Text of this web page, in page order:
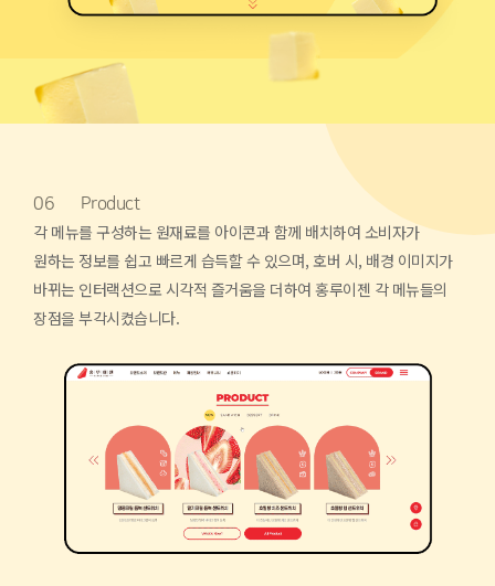
06 Product
각 메뉴를 구성하는 원재료를 아이콘과 함께 배치하여 소비자가
원하는 정보를 쉽고 빠르게 습득할 수 있으며, 호버 시, 배경 이미지가
바뀌는 인터랙션으로 시각적 즐거움을 더하여 홍루이젠 각 메뉴들의
장점을 부각시켰습니다.